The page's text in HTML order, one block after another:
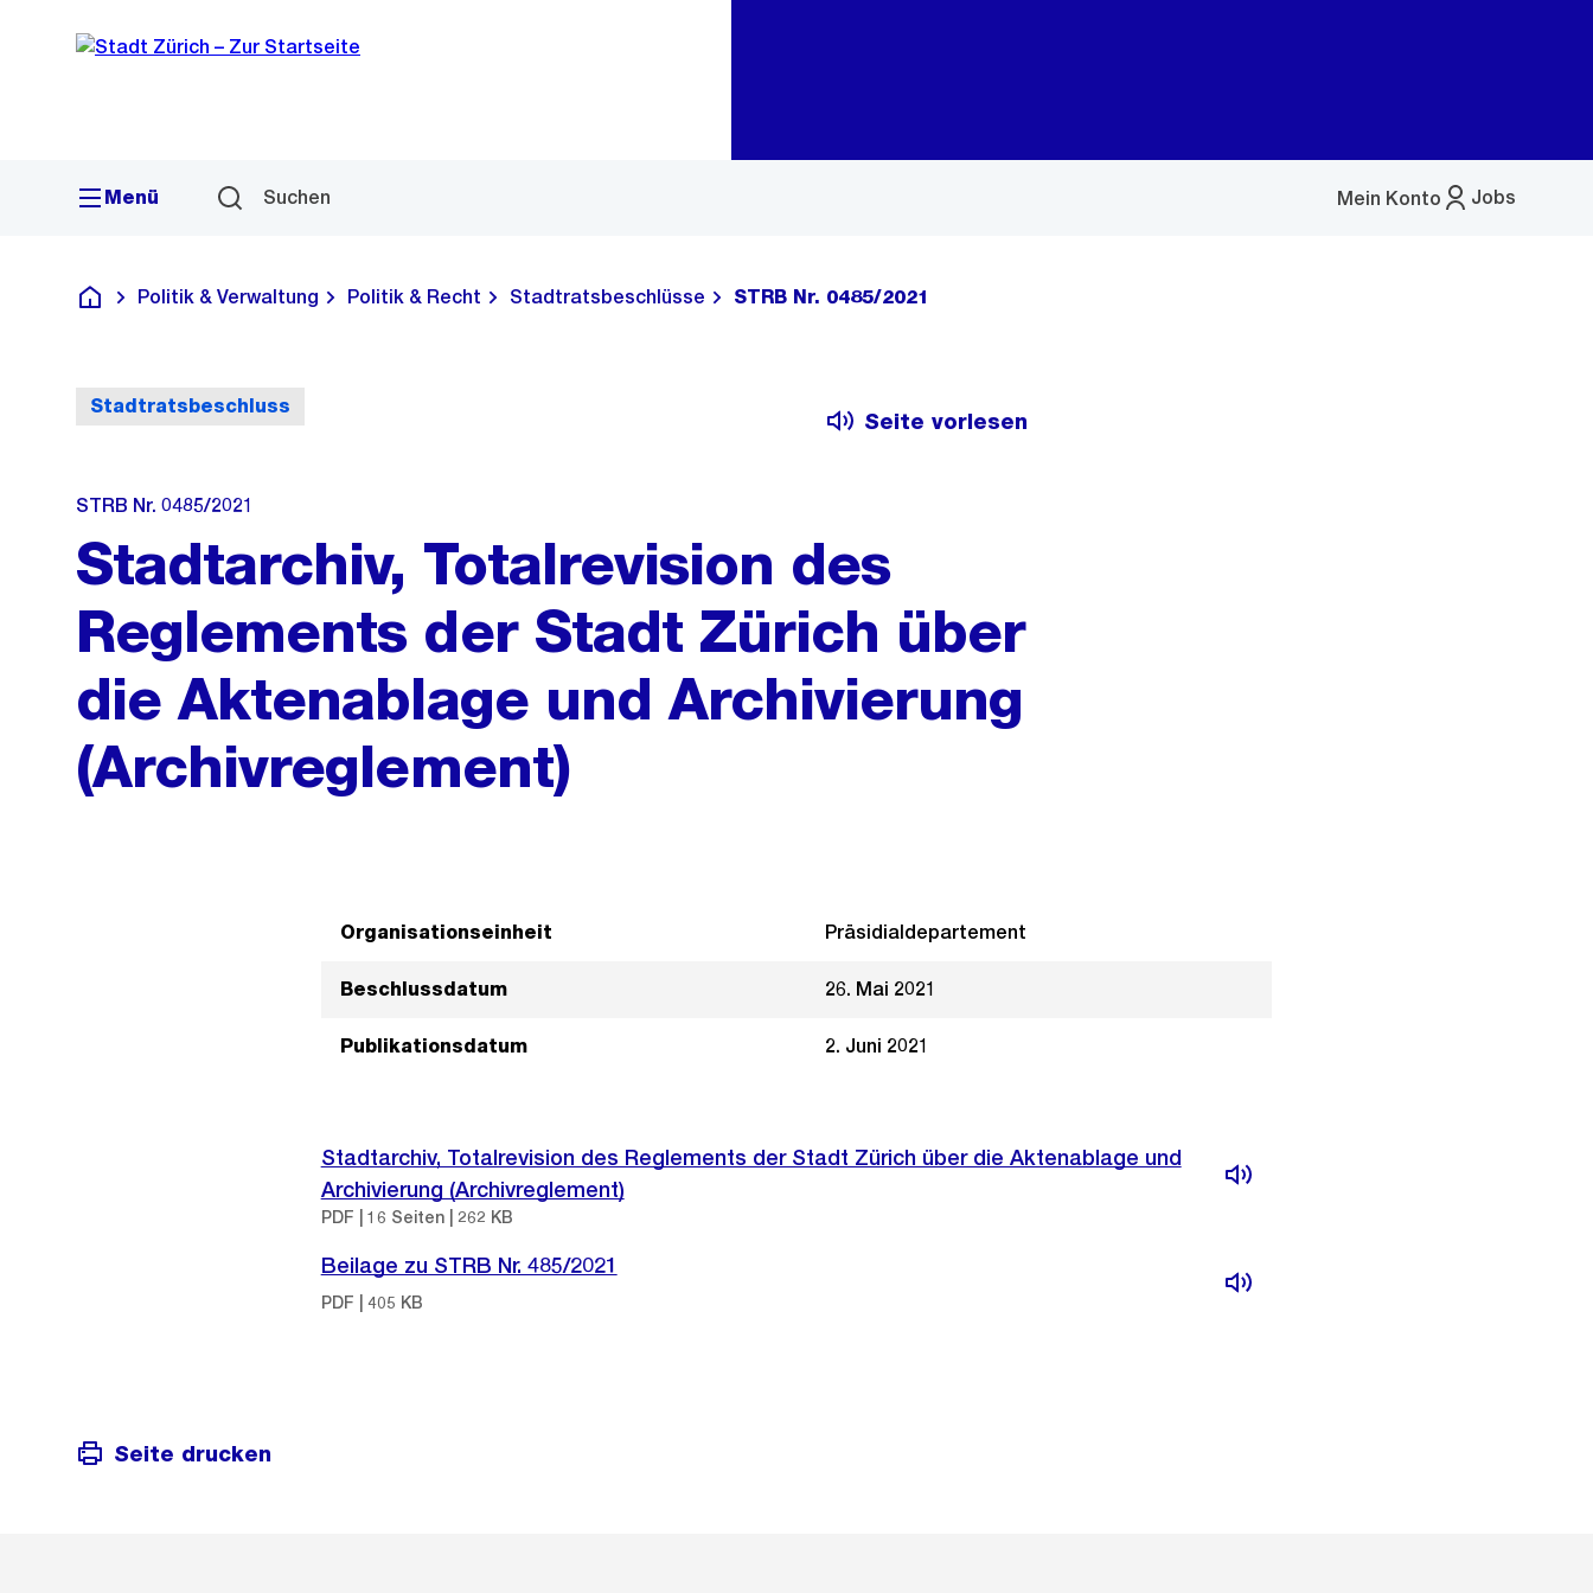
Navigation
Sprunglink
Menü Suchen Jobs
Mein Konto
Menü
Deutsch
Politik & Verwaltung Politik & Recht Stadtratsbeschlüsse STRB Nr. 0485/2021
Stadtratsbeschluss
Seite vorlesen
STRB Nr. 0485/2021
Stadtarchiv, Totalrevision des
Reglements der Stadt Zürich über
die Aktenablage und Archivierung
(Archivreglement)
Organisationseinheit Präsidialdepartement
Beschlussdatum 26. Mai 2021
Publikationsdatum 2. Juni 2021
Stadtarchiv, Totalrevision des Reglements der Stadt Zürich über die Aktenablage und
Archivierung (Archivreglement)
PDF | 16 Seiten | 262 KB
Beilage zu STRB Nr. 485/2021
PDF | 405 KB
Seite drucken